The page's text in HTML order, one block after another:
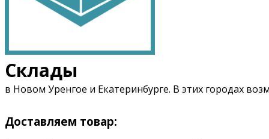
Склады
в Новом Уренгое и Екатеринбурге. В этих городах
Доставляем товар: